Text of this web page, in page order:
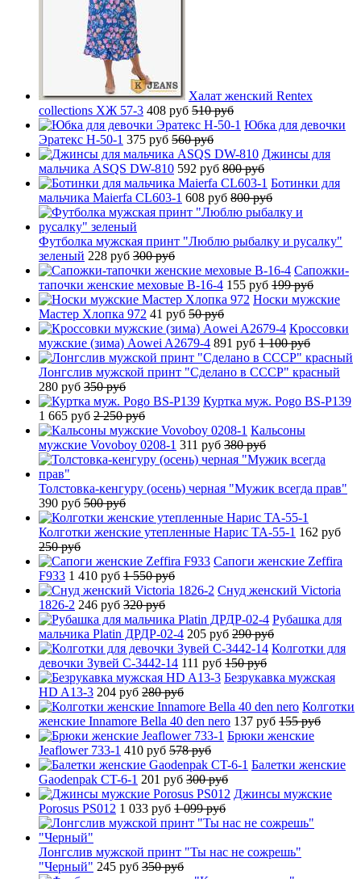
Халат женский Rentex
collections ХЖ 57-3 408 руб 510 руб
Юбка для девочки
Эратекс H-50-1 375 руб 560 руб
Джинсы для
мальчика ASQS DW-810 592 руб 800 руб
Ботинки для
мальчика Maierfa CL603-1 608 руб 800 руб
Футболка мужская принт "Люблю рыбалку и русалку"
зеленый 228 руб 300 руб
Сапожки-
тапочки женские меховые B-16-4 155 руб 199 руб
Носки мужские
Мастер Хлопка 972 41 руб 50 руб
Кроссовки
мужские (зима) Aowei A2679-4 891 руб 1 100 руб
Лонгслив мужской принт "Сделано в СССР" красный
280 руб 350 руб
Куртка муж. Pogo BS-P139
1 665 руб 2 250 руб
Кальсоны
мужские Vovoboy 0208-1 311 руб 380 руб
Толстовка-кенгуру (осень) черная "Мужик всегда прав"
390 руб 500 руб
Колготки женские утепленные Нарис TA-55-1 162 руб
250 руб
Сапоги женские Zeffira
F933 1 410 руб 1 550 руб
Снуд женский Victoria
1826-2 246 руб 320 руб
Рубашка для
мальчика Platin ДРДР-02-4 205 руб 290 руб
Колготки для
девочки Зувей C-3442-14 111 руб 150 руб
Безрукавка мужская
HD A13-3 204 руб 280 руб
Колготки
женские Innamore Bella 40 den nero 137 руб 155 руб
Брюки женские
Jeaflower 733-1 410 руб 578 руб
Балетки женские
Gaodenpak CT-6-1 201 руб 300 руб
Джинсы мужские
Porosus PS012 1 033 руб 1 099 руб
Лонгслив мужской принт "Ты нас не сожрешь"
"Черный" 245 руб 350 руб